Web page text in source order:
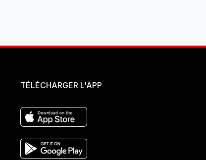
TÉLÉCHARGER L'APP